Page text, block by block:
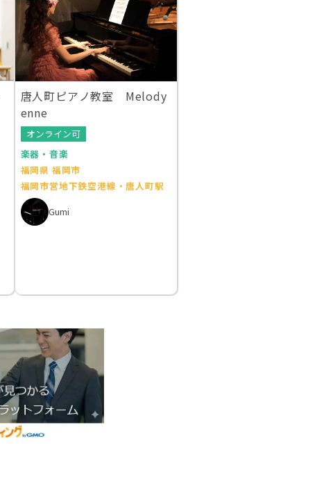
唐人町ピアノ教室 Melody
enne
オンライン可
楽器・音楽
福岡県 福岡市
福岡市営地下鉄空港線・唐人町駅
Gumi